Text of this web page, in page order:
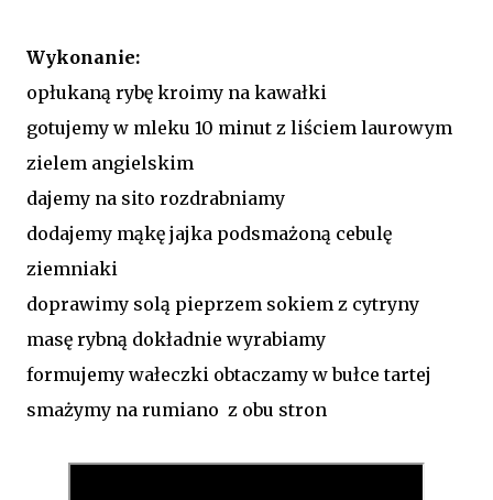
Wykonanie:
opłukaną rybę kroimy na kawałki
gotujemy w mleku 10 minut z liściem laurowym
zielem angielskim
dajemy na sito rozdrabniamy
dodajemy mąkę jajka podsmażoną cebulę
ziemniaki
doprawimy solą pieprzem sokiem z cytryny
masę rybną dokładnie wyrabiamy
formujemy wałeczki obtaczamy w bułce tartej
smażymy na rumiano z obu stron